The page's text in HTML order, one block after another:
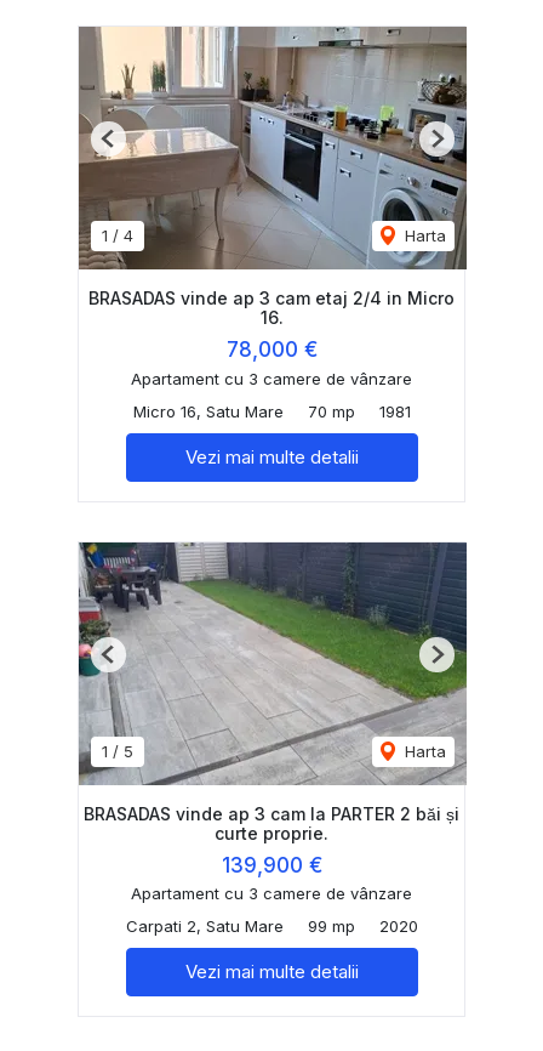
1 / 4 Harta
Previous Next
BRASADAS vinde ap 3 cam etaj 2/4 in Micro
16.
78,000 €
Apartament cu 3 camere de vânzare
Micro 16, Satu Mare
70 mp 1981
Vezi mai multe detalii
1 / 5 Harta
Previous Next
BRASADAS vinde ap 3 cam la PARTER 2 băi și
curte proprie.
139,900 €
Apartament cu 3 camere de vânzare
Carpati 2, Satu Mare
99 mp 2020
Vezi mai multe detalii